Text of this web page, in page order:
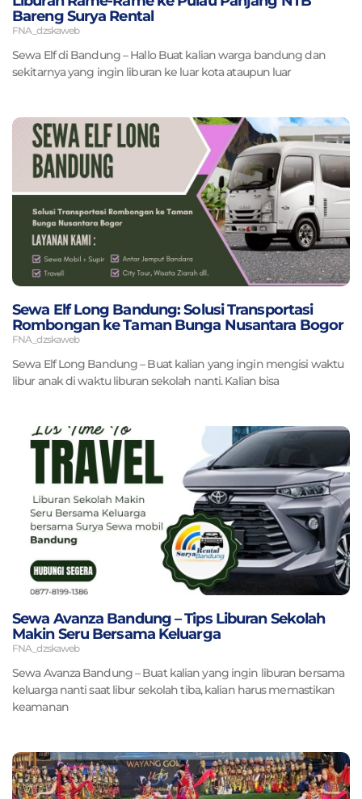
Bareng Surya Rental
FNA_dzskaweb
Sewa Elf di Bandung – Hallo Buat kalian warga bandung dan
sekitarnya yang ingin liburan ke luar kota ataupun luar
Sewa Elf Long Bandung: Solusi Transportasi
Rombongan ke Taman Bunga Nusantara Bogor
FNA_dzskaweb
Sewa Elf Long Bandung – Buat kalian yang ingin mengisi waktu
libur anak di waktu liburan sekolah nanti. Kalian bisa
Sewa Avanza Bandung – Tips Liburan Sekolah
Makin Seru Bersama Keluarga
FNA_dzskaweb
Sewa Avanza Bandung – Buat kalian yang ingin liburan bersama
keluarga nanti saat libur sekolah tiba, kalian harus memastikan
keamanan